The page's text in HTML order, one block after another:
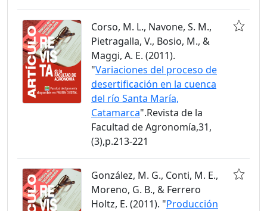
Corso, M. L., Navone, S. M.,
Pietragalla, V., Bosio, M., &
Maggi, A. E. (2011).
"Variaciones del proceso de
desertificación en la cuenca
del río Santa María,
Catamarca".Revista de la
Facultad de Agronomía,31,
(3),p.213-221
González, M. G., Conti, M. E.,
Moreno, G. B., & Ferrero
Holtz, E. (2011). "Producción